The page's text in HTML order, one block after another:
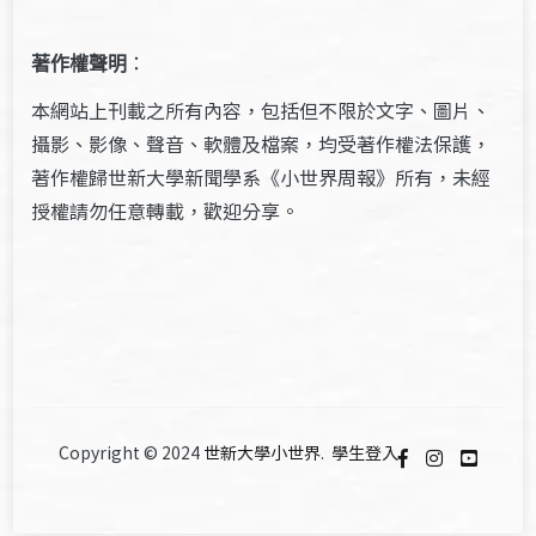
著作權聲明 ：
本網站上刊載之所有內容，包括但不限於文字、圖片、
攝影、影像、聲音、軟體及檔案，均受著作權法保護，
著作權歸世新大學新聞學系《小世界周報》所有，未經
授權請勿任意轉載，歡迎分享。
Copyright © 2024 世新大學小世界. 學生登入